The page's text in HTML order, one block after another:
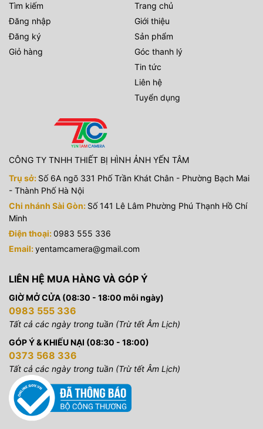
Tìm kiếm
Đăng nhập
Đăng ký
Giỏ hàng
Trang chủ
Giới thiệu
Sản phẩm
Góc thanh lý
Tin tức
Liên hệ
Tuyển dụng
CÔNG TY TNHH THIẾT BỊ HÌNH ẢNH YẾN TÂM
Trụ sở: Số 6A ngõ 331 Phố Trần Khát Chân - Phường Bạch Mai
- Thành Phố Hà Nội
Chi nhánh Sài Gòn: Số 141 Lê Lâm Phường Phú Thạnh Hồ Chí
Minh
Điện thoại:0983 555 336
Email:yentamcamera@gmail.com
LIÊN HỆ MUA HÀNG VÀ GÓP Ý
GIỜ MỞ CỬA (08:30 - 18:00 mỗi ngày)
0983 555 336
Tất cả các ngày trong tuần (Trừ tết Âm Lịch)
GÓP Ý & KHIẾU NẠI (08:30 - 18:00)
0373 568 336
Tất cả các ngày trong tuần (Trừ tết Âm Lịch)